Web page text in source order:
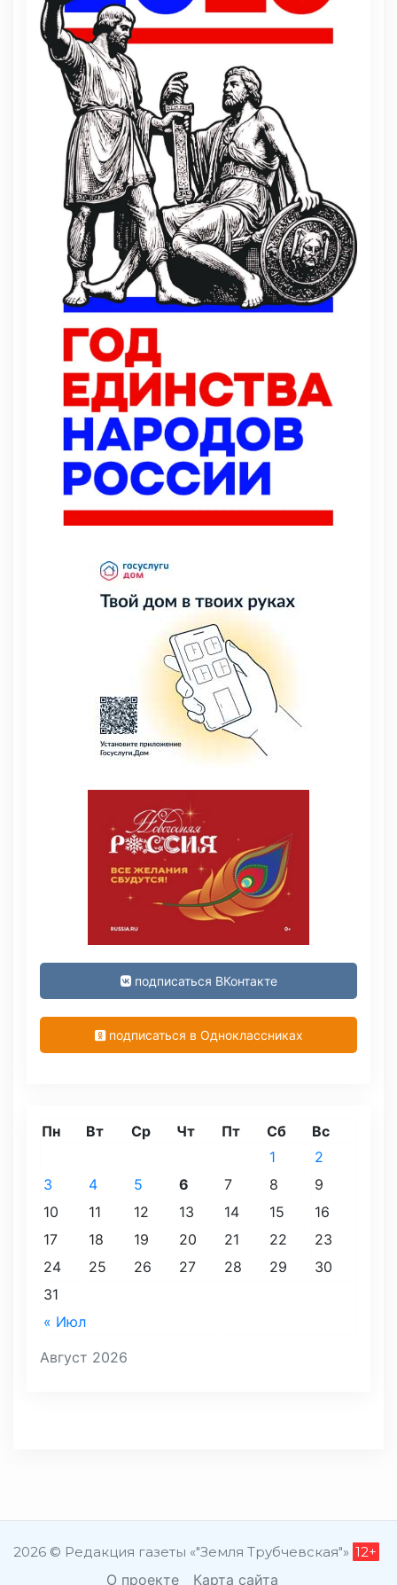
подписаться ВКонтакте
подписаться в Одноклассниках
Август 2026
Пн Вт Ср Чт Пт Сб Вс
« Июл
1
2
3
4 5 6 7 8
9
10
11 12 13 14 15
16
17
18 19 20 21 22
23
24
25 26 27 28 29
30
31
2026 © Редакция газеты «"Земля Трубчевская"» 12+
О проекте Карта сайта